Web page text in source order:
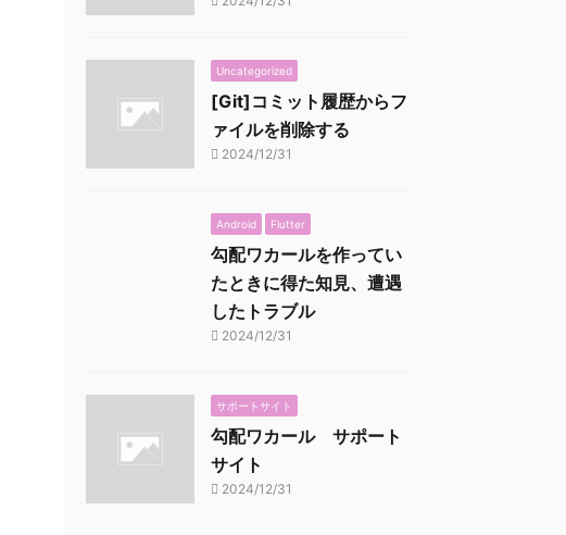
Uncategorized
[Git]コミット履歴からフ
ァイルを削除する
2024/12/31
Android Flutter
勾配ワカールを作ってい
たときに得た知見、遭遇
したトラブル
2024/12/31
サポートサイト
勾配ワカール サポート
サイト
2024/12/31